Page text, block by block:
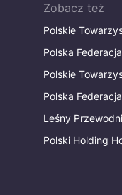
Zobacz też
Polskie
Polska
Polskie
Polska
Leśny
Polski Holding